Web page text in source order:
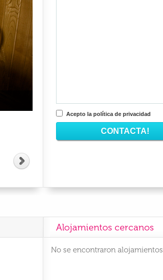
Acepto la política de privacidad
Alojamientos cercanos
No se encontraron alojamientos